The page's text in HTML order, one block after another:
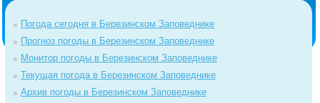
Погода сегодня в Березинском Заповеднике
Прогноз погоды в Березинском Заповеднике
Монитор погоды в Березинском Заповеднике
Текущая погода в Березинском Заповеднике
Архив погоды в Березинском Заповеднике